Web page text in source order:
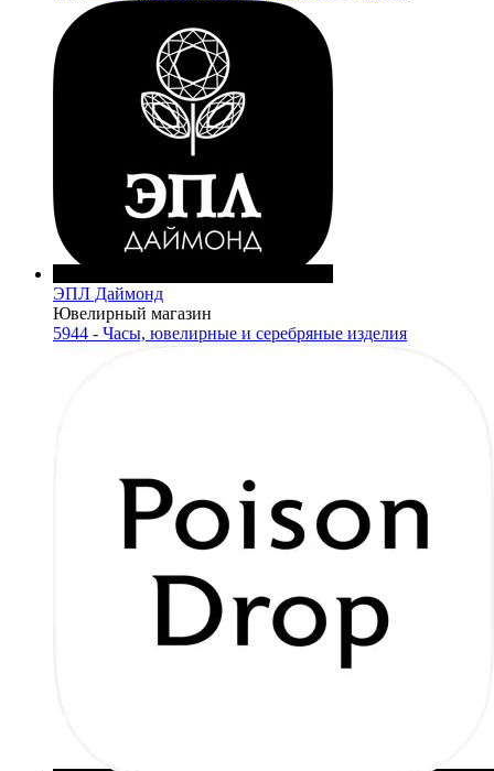
ЭПЛ Даймонд
Ювелирный магазин
5944 - Часы, ювелирные и серебряные изделия